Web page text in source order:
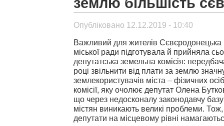
Опубліковано 12.12.2019 - 10:40
Важливий для жителів Сєвєродонецька
міської ради підготувала й прийняла
депутатська земельна комісія:
році звільнити від плати за землю значну
землекористувачів міста – фізичних
комісії, яку очолює депутат Олена
що через недосконалу законодавчу
містян виникають великі проблеми.
депутати на місцевому рівні